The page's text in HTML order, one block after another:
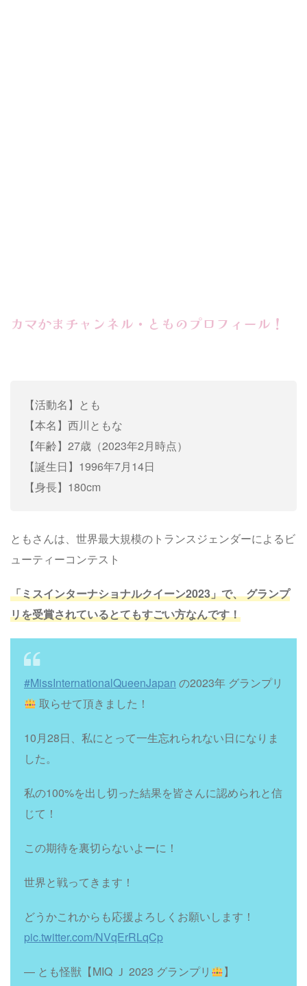
カマかまチャンネル・とものプロフィール！
【活動名】とも
【本名】西川ともな
【年齢】27歳（2023年2月時点）
【誕生日】1996年7月14日
【身長】180cm
ともさんは、世界最大規模のトランスジェンダーによるビ
ューティーコンテスト
「ミスインターナショナルクイーン2023」で、 グランプ
リを受賞されているとてもすごい方なんです！
#MissInternationalQueenJapan の2023年 グランプリ
取らせて頂きました！
10月28日、私にとって一生忘れられない日になりま
した。
私の100%を出し切った結果を皆さんに認められと信
じて！
この期待を裏切らないよーに！
世界と戦ってきます！
どうかこれからも応援よろしくお願いします！
pic.twitter.com/NVqErRLqCp
— とも怪獣【MIQ Ｊ 2023 グランプリ
】